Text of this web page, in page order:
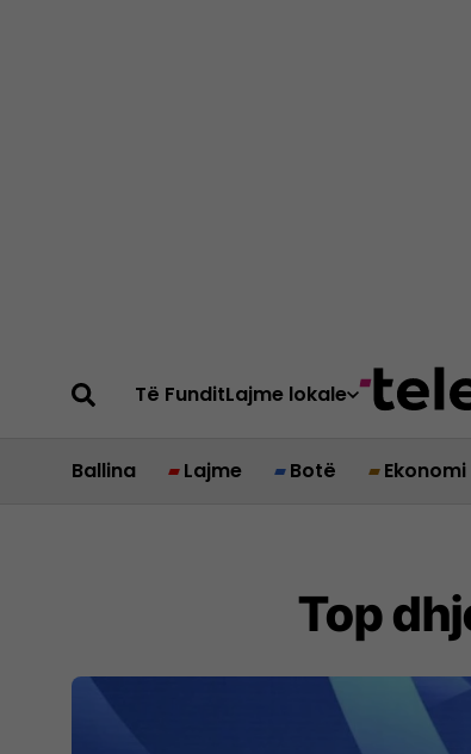
Të FunditLajme lokale
Ballina Lajme Botë Ekonomi
Top